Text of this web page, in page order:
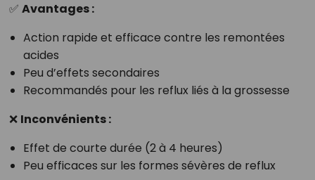
✅ Avantages :
Action rapide et efficace contre les remontées
acides
Peu d’effets secondaires
Recommandés pour les reflux liés à la grossesse
❌ Inconvénients :
Effet de courte durée (2 à 4 heures)
Peu efficaces sur les formes sévères de reflux